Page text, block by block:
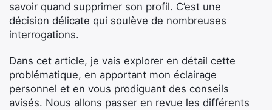
savoir quand supprimer son profil. C’est une
décision délicate qui soulève de nombreuses
interrogations.
Dans cet article, je vais explorer en détail cette
problématique, en apportant mon éclairage
personnel et en vous prodiguant des conseils
avisés. Nous allons passer en revue les différents